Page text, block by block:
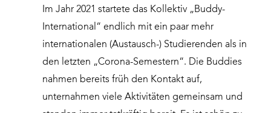
Im Jahr 2021 startete das Kollektiv „Buddy-
International“ endlich mit ein paar mehr
internationalen (Austausch-) Studierenden als in
den letzten „Corona-Semestern“. Die Buddies
nahmen bereits früh den Kontakt auf,
unternahmen viele Aktivitäten gemeinsam und